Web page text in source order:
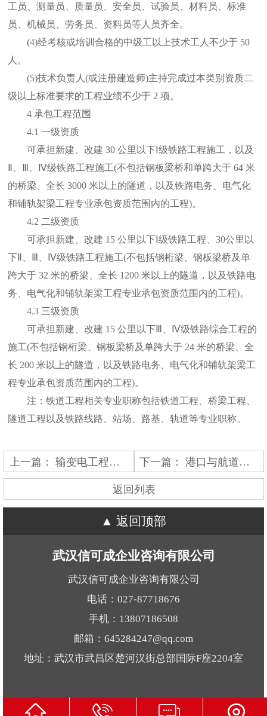
工员、测量员、质量员、安全员、试验员、材料员、标准
员、机械员、劳务员、资料员等人员齐全。
(4)经考核或培训合格的中级工以上技术工人不少于 50
人。
(5)技术负责人(或注册建造师)主持完成过本类别资质二
级以上标准要求的工程业绩不少于 2 项。
4 承包工程范围
4.1 一级资质
可承担新建、改建 30 公里以下Ⅰ级铁路工程施工，以及
Ⅱ、Ⅲ、Ⅳ级铁路工程施工(不包括钢板梁桥和单跨大于 64 米
的桥梁、全长 3000 米以上的隧道，以及铁路电务、电气化
和铺轨架梁工程专业承包资质范围内的工程)。
4.2 二级资质
可承担新建、改建 15 公里以下Ⅰ级铁路工程、30公里以
下Ⅱ、Ⅲ、Ⅳ级铁路工程施工(不包括钢桁梁、钢板梁桥及单
跨大于 32 米的桥梁、全长 1200 米以上的隧道，以及铁路电
务、电气化和铺轨架梁工程专业承包资质范围内的工程)。
4.3 三级资质
可承担新建、改建 15 公里以下Ⅲ、Ⅳ级铁路综合工程的
施工(不包括钢桁梁、钢板梁桥及单跨大于 24 米的桥梁、全
长 200 米以上的隧道，以及铁路电务、电气化和铺轨架梁工
程专业承包资质范围内的工程)。
注：铁道工程相关专业职称包括铁道工程、桥梁工程、
隧道工程以及铁路线路、站场、路基、轨道等专业职称。
上一篇： 输变电工程专业承包 下一篇：港口与航道工程施工总承包
返回列表
返回顶部
武汉信可成企业咨询有限公司
武汉信可成企业咨询有限公司
电话：027-87718676
手机：13807186508
邮箱：645284247@qq.com
地址：武汉市武昌区楚河汉街总部国际F座2204室